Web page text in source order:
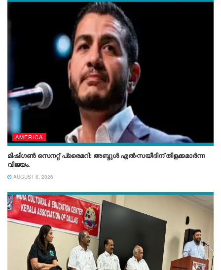
AMERICA
മിഷിഗൺ സെനറ്റ് പ്രൈമറി: അബ്ദുൾ എൽ-സയീദിന് തിളക്കമാർന്ന
വിജയം.
AUGUST 6, 2026